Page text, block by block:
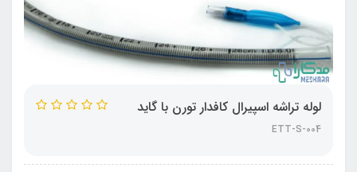
لوله تراشه اسپیرال کافدار تورن با گاید
ETT-S-004